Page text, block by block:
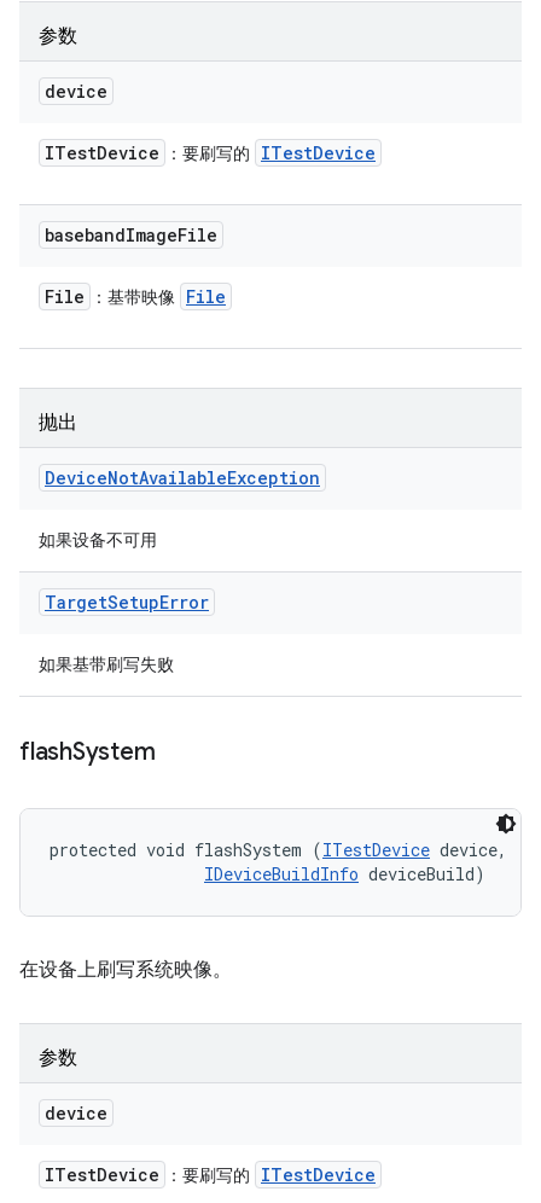
参数
device
ITestDevice ：要刷写的 ITestDevice
basebandImageFile
File ：基带映像 File
抛出
DeviceNotAvailableException
如果设备不可用
TargetSetupError
如果基带刷写失败
flashSystem
protected void flashSystem (ITestDevice device,
IDeviceBuildInfo deviceBuild)
在设备上刷写系统映像。
参数
device
ITestDevice ：要刷写的 ITestDevice